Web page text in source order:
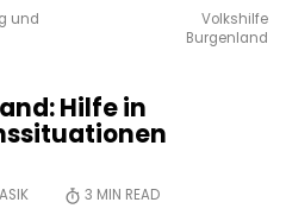
und
Volkshilfe
Burgenland
Hilfe in
3 MIN READ